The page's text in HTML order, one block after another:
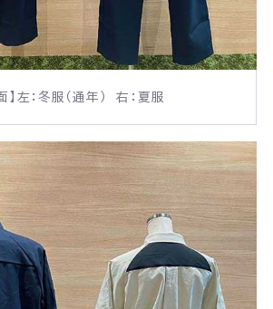
社づくり
へ
相談窓口
】左：冬服（通年） 右：夏服